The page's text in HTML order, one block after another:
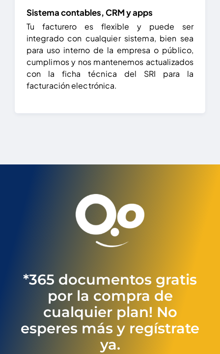
Sistema contables, CRM y apps
Tu facturero es flexible y puede ser
integrado con cualquier sistema, bien sea
para uso interno de la empresa o público,
cumplimos y nos mantenemos actualizados
con la ficha técnica del SRI para la
facturación electrónica.
*365 documentos gratis
por la compra de
cualquier plan! No
esperes más y regístrate
ya.